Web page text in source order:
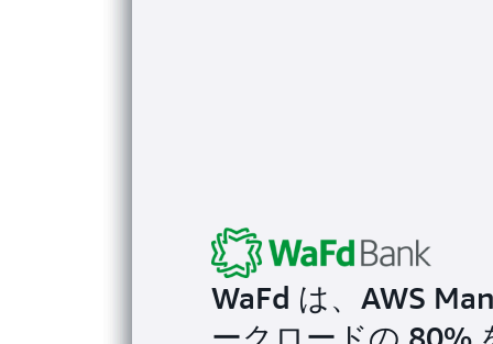
WaFd は、AWS
Now TV は、AWS
World Cup で世界
メディアおよびエ
Roadshow が AWS